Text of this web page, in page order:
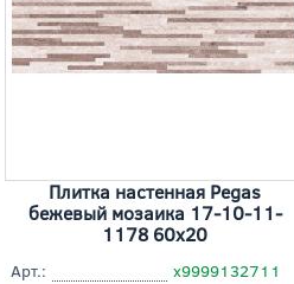
Плитка настенная Pegas
бежевый мозаика 17-10-11-
1178 60x20
Арт.:
х9999132711